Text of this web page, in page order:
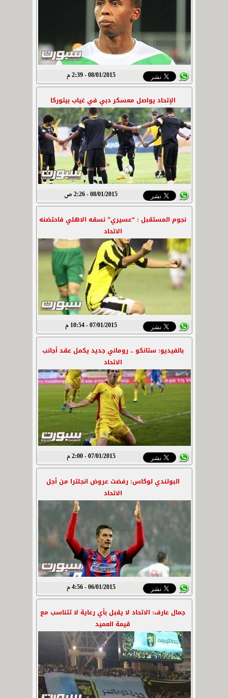
08/01/2015 - 2:39 م
الإتحاد يواصل معسكر دبي في غياب بيتوركا
08/01/2015 - 2:26 ص
نجوم المستقبل : “عسيري” نسقه الاهلي فاحتضنه
الاتحاد
07/01/2015 - 10:54 م
بالفيديو: ستانكو .. روماني جديد يكمل عقد أجانب
الاتحاد
07/01/2015 - 2:00 م
البولندي لوكاس: رفضت عروض انجلترا من أجل
الاتحاد
06/01/2015 - 4:56 م
جمال عارف: الاتحاد لا يقبل بأي رعاية لا تتناسب مع
قيمة العميد